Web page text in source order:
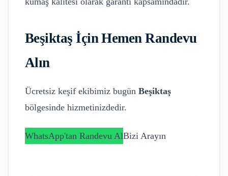
Beşiktaş İçin Hemen Randevu
Alın
Ücretsiz keşif ekibimiz bugün Beşiktaş
bölgesinde hizmetinizdedir.
WhatsApp'tan Randevu AlBizi Arayın